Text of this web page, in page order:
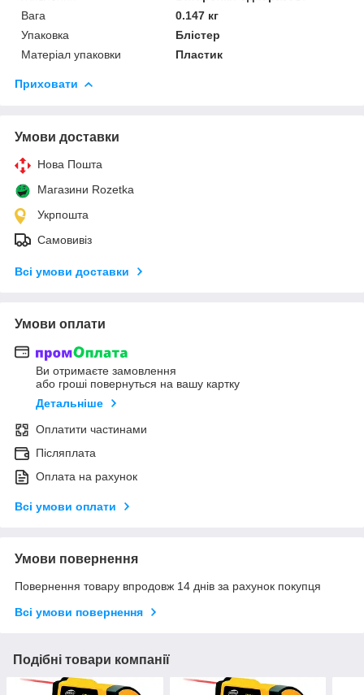
Вага
0.147 кг
Упаковка
Блістер
Матеріал упаковки
Пластик
Приховати
Умови доставки
Нова Пошта
Магазини Rozetka
Укрпошта
Самовивіз
Всі умови доставки
Умови оплати
Ви отримаєте замовлення
або гроші повернуться на вашу картку
Детальніше
Оплатити частинами
Післяплата
Оплата на рахунок
Всі умови оплати
Умови повернення
Повернення товару впродовж 14 днів за рахунок покупця
Всі умови повернення
Подібні товари компанії